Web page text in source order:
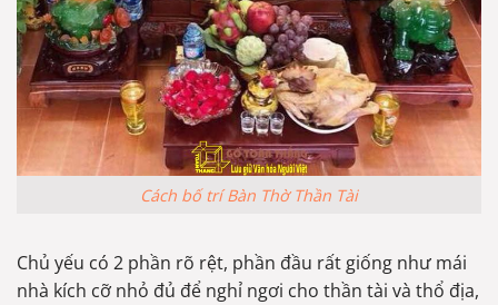
Cách bố trí Bàn Thờ Thần Tài
Chủ yếu có 2 phần rõ rệt, phần đầu rất giống như mái
nhà kích cỡ nhỏ đủ để nghỉ ngơi cho thần tài và thổ địa,